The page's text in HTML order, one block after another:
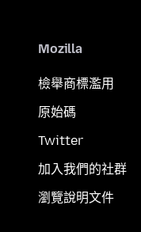
Mozilla
檢舉商標濫用
原始碼
Twitter
加入我們的社群
瀏覽說明文件